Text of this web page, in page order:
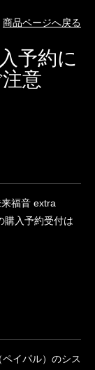
商品ページへ戻る
予約に
意
福音 extra
購入予約受付は
イパル）のシス